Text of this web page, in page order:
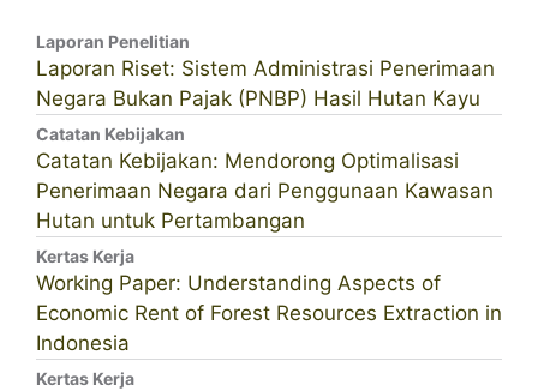
Laporan Penelitian
Laporan Riset: Sistem Administrasi Penerimaan
Negara Bukan Pajak (PNBP) Hasil Hutan Kayu
Catatan Kebijakan
Catatan Kebijakan: Mendorong Optimalisasi
Penerimaan Negara dari Penggunaan Kawasan
Hutan untuk Pertambangan
Kertas Kerja
Working Paper: Understanding Aspects of
Economic Rent of Forest Resources Extraction in
Indonesia
Kertas Kerja